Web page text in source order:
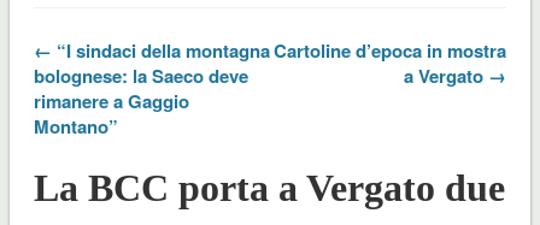
← “I sindaci della montagna
bolognese: la Saeco deve
rimanere a Gaggio
Montano”
Cartoline d’epoca in mostra
a Vergato →
La BCC porta a Vergato due